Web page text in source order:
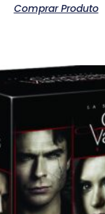
Comprar Produto